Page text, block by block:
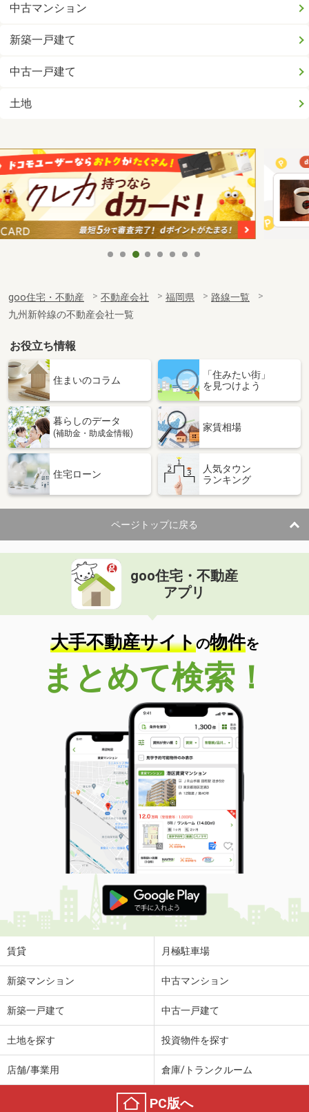
中古マンション
新築一戸建て
中古一戸建て
土地
goo住宅・不動産 不動産会社 福岡県
路線一覧
九州新幹線の不動産会社一覧
お役立ち情報
住まいのコラム
「住みたい街」
を見つけよう
暮らしのデータ
(補助金・助成金情報)
家賃相場
住宅ローン
人気タウン
ランキング
ページトップに戻る
goo住宅・不動産
アプリ
大手不動産サイトの物件を
まとめて検索！
賃貸 月極駐車場
新築マンション 中古マンション
新築一戸建て 中古一戸建て
土地を探す 投資物件を探す
店舗/事業用 倉庫/トランクルーム
PC版へ